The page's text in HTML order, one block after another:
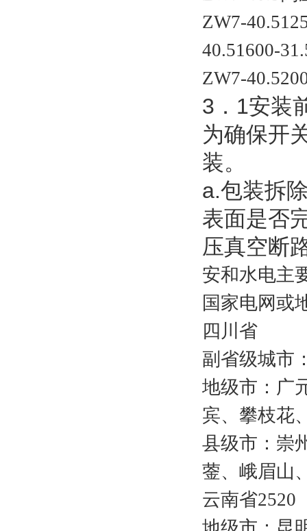
ZW7-
40.51600-
ZW7-
3．1安装
为确保开
装。
a.包装拆
表面是否
压真空断
安和水电主
国家电网或
四川省
副省级城市
地级市：广
宾、攀枝花
县级市：崇
蓥、峨眉山
云南省2520